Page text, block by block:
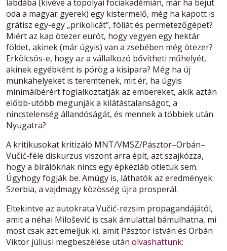
labdába (kivéve a topolyai fociakadémián, már ha bejut
oda a magyar gyerek) egy kistermelő, még ha kapott is
grátisz egy-egy „prikolicát”, fóliát és permetezőgépet?
Miért az kap ötezer eurót, hogy vegyen egy hektár
földet, akinek (már úgyis) van a zsebében még ötezer?
Erkölcsös-e, hogy az a vállalkozó bővítheti műhelyét,
akinek egyébként is pörög a kisipara? Még ha új
munkahelyeket is teremtenek, mit ér, ha úgyis
minimálbérért foglalkoztatják az embereket, akik aztán
előbb-utóbb megunják a kilátástalanságot, a
nincstelenség állandóságát, és mennek a többiek után
Nyugatra?
A kritikusokat kritizáló MNT/VMSZ/Pásztor–Orbán–
Vučić-féle diskurzus viszont arra épít, azt szajkózza,
hogy a bírálóknak nincs egy épkézláb ötletük sem.
Úgyhogy fogják be. Amúgy is, láthatók az eredmények:
Szerbia, a vajdmagy közösség újra prosperál.
Eltekintve az autokrata Vučić-rezsim propagandájától,
amit a néhai Milošević is csak ámulattal bámulhatna, mi
most csak azt emeljük ki, amit Pásztor István és Orbán
Viktor júliusi megbeszélése után olvashattunk: